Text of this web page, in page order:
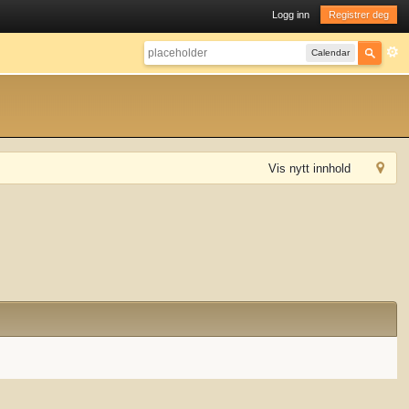
Logg inn Registrer deg
Calendar
Vis nytt innhold